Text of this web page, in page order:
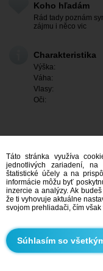
Koho hľadám
Rád tady poznám
zájmu i něco vic
Charakteristika
Výška:
Váha:
Vlasy:
Oči:
Vyhľadávanie
Táto stránka využíva
jednotlivých zariadení,
štatistické účely a na
informácie môžu byť
inzercie a analýzy. Ak
že ti vyhovuje aktuálne
svojom prehliadači, čím